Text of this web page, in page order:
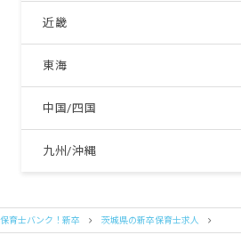
近畿
東海
中国/四国
九州/沖縄
保育士バンク！新卒 茨城県の新卒保育士求人